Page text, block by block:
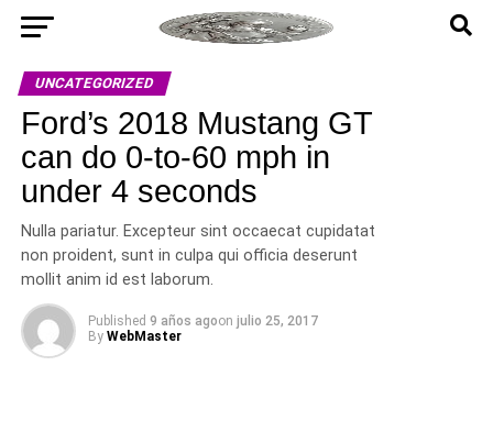
UNCATEGORIZED
Ford’s 2018 Mustang GT
can do 0-to-60 mph in
under 4 seconds
Nulla pariatur. Excepteur sint occaecat cupidatat
non proident, sunt in culpa qui officia deserunt
mollit anim id est laborum.
Published 9 años agoon julio 25, 2017
By WebMaster